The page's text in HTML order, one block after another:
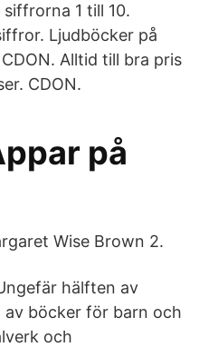
1 till 10.
Ljudböcker på
Alltid till bra pris
CDON.
på
Wise Brown 2.
hälften av
böcker för barn och
och